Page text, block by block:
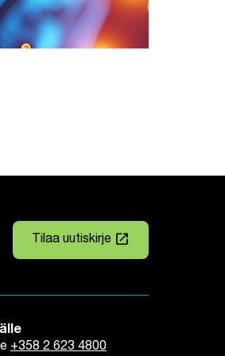
Tilaa uutiskirje launch
+358 2 623 4800